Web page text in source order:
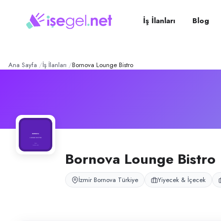
Lounge Bistro –
Bornova Lounge Bistro, İzmir Karşıyaka, Bornova ve Buca
pozisyonlar
Garson (Bayan)
İş İlanları Blog
Ana Sayfa İş İlanları Bornova Lounge Bistro
Bornova Lounge Bistro
İzmir Bornova Türkiye Yiyecek & İçecek